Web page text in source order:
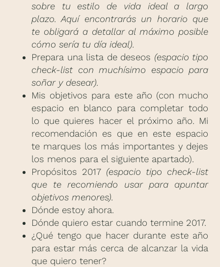
sobre tu estilo de vida ideal a largo
plazo. Aquí encontrarás un horario que
te obligará a detallar al máximo posible
cómo sería tu día ideal).
Prepara una lista de deseos (espacio tipo
check-list con muchísimo espacio para
soñar y desear).
Mis objetivos para este año (con mucho
espacio en blanco para completar todo
lo que quieres hacer el próximo año. Mi
recomendación es que en este espacio
te marques los más importantes y dejes
los menos para el siguiente apartado).
Propósitos 2017 (espacio tipo check-list
que te recomiendo usar para apuntar
objetivos menores).
Dónde estoy ahora.
Dónde quiero estar cuando termine 2017.
¿Qué tengo que hacer durante este año
para estar más cerca de alcanzar la vida
que quiero tener?